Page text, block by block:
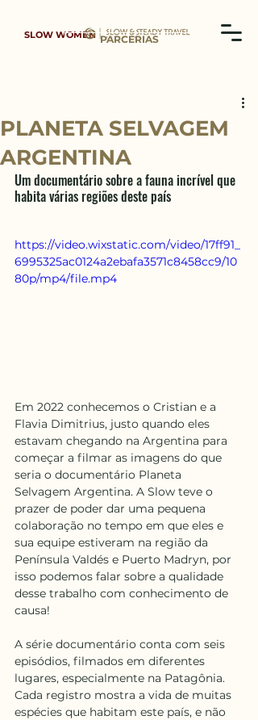
SLOW WOMEN PARCERIAS
PLANETA SELVAGEM
ARGENTINA
Um documentário sobre a fauna incrível que
habita várias regiões deste país
https://video.wixstatic.com/video/17ff91_
6995325ac0124a2ebafa3571c8458cc9/10
80p/mp4/file.mp4
Em 2022 conhecemos o Cristian e a
Flavia Dimitrius, justo quando eles
estavam chegando na Argentina para
começar a filmar as imagens do que
seria o documentário Planeta
Selvagem Argentina. A Slow teve o
prazer de poder dar uma pequena
colaboração no tempo em que eles e
sua equipe estiveram na região da
Península Valdés e Puerto Madryn, por
isso podemos falar sobre a qualidade
desse trabalho com conhecimento de
causa!
A série documentário conta com seis
episódios, filmados em diferentes
lugares, especialmente na Patagônia.
Cada registro mostra a vida de muitas
espécies que habitam este país, e não